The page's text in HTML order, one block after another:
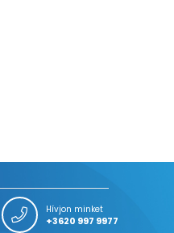
Hívjon minket
+3620 997 9977